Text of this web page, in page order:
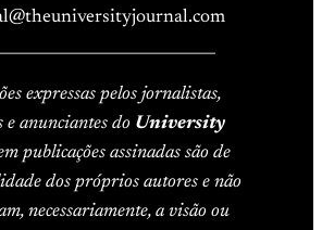
expressas pelos jornalistas,
e anunciantes do University
publicações assinadas são de
dos próprios autores e não
necessariamente, a visão ou